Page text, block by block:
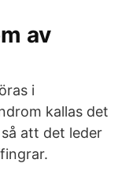
av
i
kallas det
att det leder